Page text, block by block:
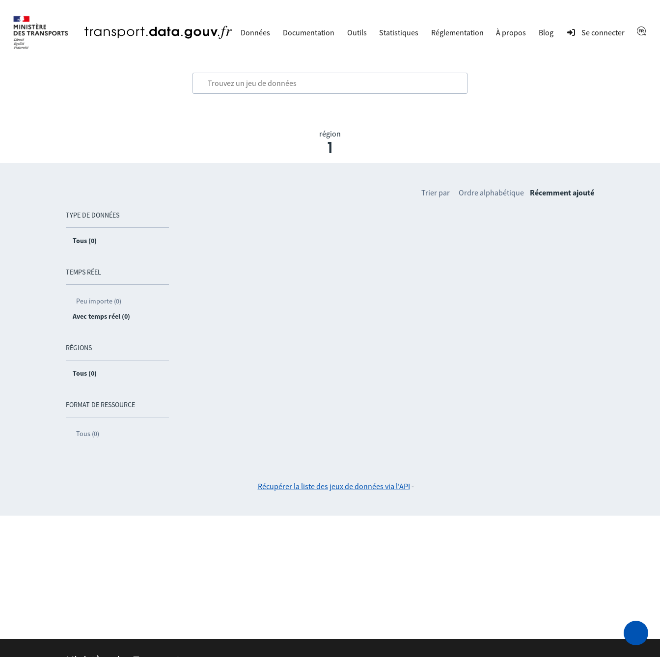
Données Documentation Outils Statistiques Réglementation À propos Blog Se connecter
région
1
TYPE DE DONNÉES
Tous (0)
TEMPS RÉEL
Peu importe (0)
Avec temps réel (0)
RÉGIONS
Tous (0)
FORMAT DE RESSOURCE
Tous (0)
Trier par Ordre alphabétique Récemment ajouté
Récupérer la liste des jeux de données via l'API -